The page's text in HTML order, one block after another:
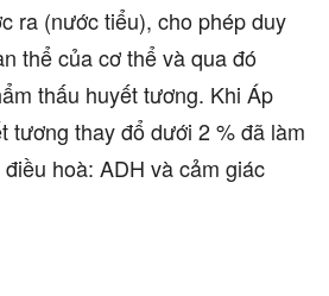
ra (nước tiểu), cho phép duy
thể của cơ thể và qua đó
thấu huyết tương. Khi Áp
tương thay đổ dưới 2 % đã làm
hoà: ADH và cảm giác